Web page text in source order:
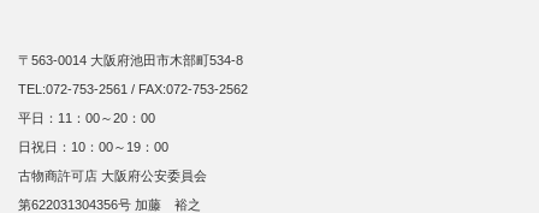
〒563-0014 大阪府池田市木部町534-8
TEL:072-753-2561 / FAX:072-753-2562
平日：11：00～20：00
日祝日：10：00～19：00
古物商許可店 大阪府公安委員会
第622031304356号 加藤 裕之